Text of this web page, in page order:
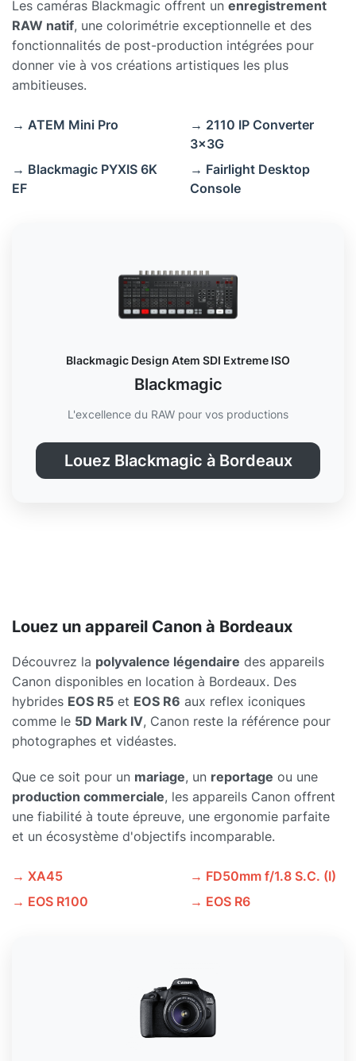
Les caméras Blackmagic offrent un enregistrement
RAW natif, une colorimétrie exceptionnelle et des
fonctionnalités de post-production intégrées pour
donner vie à vos créations artistiques les plus
ambitieuses.
→ ATEM Mini Pro
→ 2110 IP Converter
3x3G
→ Blackmagic PYXIS 6K
EF
→ Fairlight Desktop
Console
Blackmagic Design Atem SDI Extreme ISO
Blackmagic
L'excellence du RAW pour vos productions
Louez Blackmagic à Bordeaux
Louez un appareil Canon à Bordeaux
Découvrez la polyvalence légendaire des appareils
Canon disponibles en location à Bordeaux. Des
hybrides EOS R5 et EOS R6 aux reflex iconiques
comme le 5D Mark IV, Canon reste la référence pour
photographes et vidéastes.
Que ce soit pour un mariage, un reportage ou une
production commerciale, les appareils Canon offrent
une fiabilité à toute épreuve, une ergonomie parfaite
et un écosystème d'objectifs incomparable.
→ XA45
→ FD50mm f/1.8 S.C. (I)
→ EOS R100
→ EOS R6